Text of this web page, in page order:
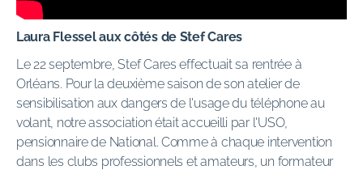
Laura Flessel aux côtés de Stef Cares
Le 22 septembre, Stef Cares effectuait sa rentrée à
Orléans. Pour la deuxième saison de son atelier de
sensibilisation aux dangers de l'usage du téléphone au
volant, notre association était accueilli par l'USO,
pensionnaire de National. Comme à chaque intervention
dans les clubs professionnels et amateurs, un formateur